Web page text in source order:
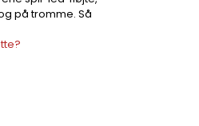
på tromme. Så